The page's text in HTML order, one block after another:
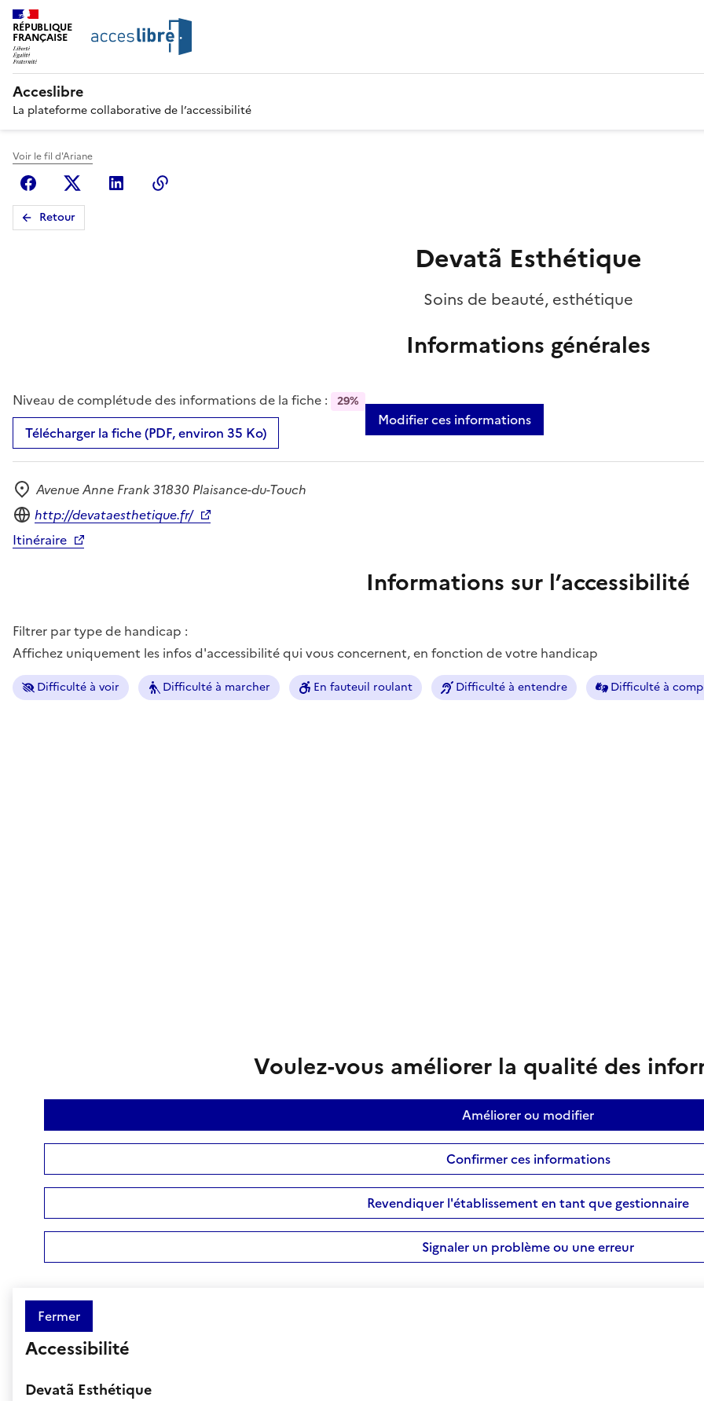
RÉPUBLIQUE
FRANÇAISE
Acceslibre
La plateforme collaborative de l’accessibilité
Voir le fil d'Ariane
FacebookX (anciennement Twitter)
Linkedin
Retour
Devatã Esthétique
Soins de beauté, esthétique
Informations générales
Niveau de complétude des informations de la fiche : 29%
Télécharger la fiche (PDF, environ 35 Ko)
Modifier ces informations
Adresse
Avenue Anne Frank 31830 Plaisance-du-Touch
Site internet
http://devataesthetique.fr/
Itinéraire
Informations sur l’accessibilité
Filtrer par type de handicap :
Affichez uniquement les infos d'accessibilité qui vous concernent, en fonction de votre handicap
Difficulté à voir Difficulté à marcher En fauteuil roulant Difficulté à entendre Difficulté à
Voulez-vous améliorer la qualité des
Améliorer ou modifier
Confirmer ces informations
Revendiquer l'établissement en tant que gestionnaire
Signaler un problème ou une erreur
Fermer
Accessibilité
Devatã Esthétique